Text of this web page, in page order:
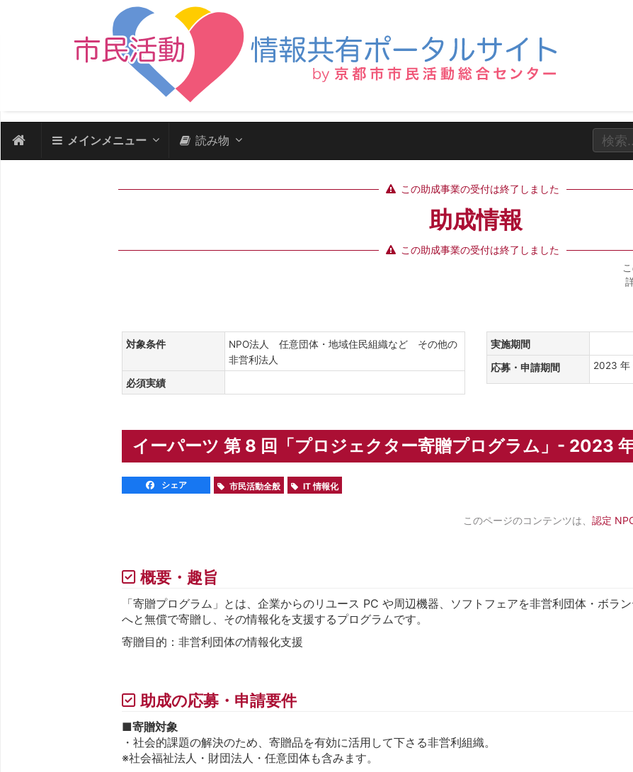
メインメニュー 読み物
この助成事業の受付は終了しました
助成情報
この助成事業の受付は終了しました
対象条件
NPO法人 任意団体・地域住民組織など その他の
非営利法人
必須実績
実施期間
応募・申請期間 2023 年
イーパーツ 第 8 回「プロジェクター寄贈プログラム」- 2023
シェア 市民活動全般 IT 情報化
このページのコンテンツは、 認定
概要・趣旨
「寄贈プログラム」とは、企業からのリユース PC や周辺機器、ソフトフェアを非営利団体・ボラ
へと無償で寄贈し、その情報化を支援するプログラムです。
寄贈目的：非営利団体の情報化支援
助成の応募・申請要件
■寄贈対象
・社会的課題の解決のため、寄贈品を有効に活用して下さる非営利組織。
※社会福祉法人・財団法人・任意団体も含みます。